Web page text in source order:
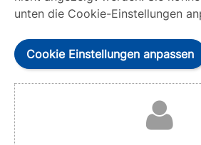
unten die Cookie-Einstellungen
Cookie Einstellungen anpassen